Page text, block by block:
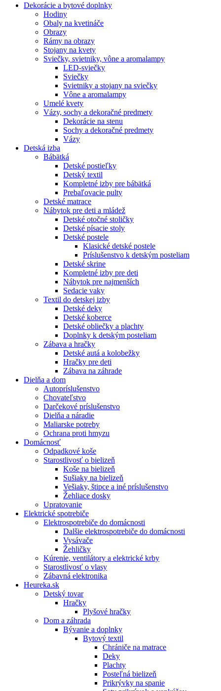
Dekorácie a bytové doplnky
Hodiny
Obaly na kvetináče
Obrazy
Rámy na obrazy
Stojany na kvety
Sviečky, svietniky, vône a aromalampy
LED-sviečky
Sviečky
Svietniky a stojany na sviečky
Vône a aromalampy
Umelé kvety
Vázy, sochy a dekoračné predmety
Dekorácie na stenu
Sochy a dekoračné predmety
Vázy
Detská izba
Bábätká
Detské postieľky
Detský textil
Kompletné izby pre bábätká
Prebaľovacie pulty
Detské matrace
Nábytok pre deti a mládež
Detské otočné stoličky
Detské písacie stoly
Detské postele
Klasické detské postele
Príslušenstvo k detským posteliam
Detské skrine
Kompletné izby pre deti
Nábytok pre najmenších
Sedacie vaky
Textil do detskej izby
Detské deky
Detské koberce
Detské obliečky a plachty
Doplnky k detským posteliam
Zábava a hračky
Detské autá a kolobežky
Hračky pre deti
Zábava na záhrade
Dielňa a dom
Autopríslušenstvo
Chovateľstvo
Darčekové príslušenstvo
Dielňa a náradie
Maliarske potreby
Ochrana proti hmyzu
Domácnosť
Odpadkové koše
Starostlivosť o bielizeň
Koše na bielizeň
Sušiaky na bielizeň
Vešiaky, štipce a iné príslušenstvo
Žehliace dosky
Upratovanie
Elektrické spotrebiče
Elektrospotrebiče do domácnosti
Dalšie elektrospotrebiče do domácnosti
Vysávače
Žehličky
Kúrenie, ventilátory a elektrické krby
Starostlivosť o vlasy
Zábavná elektronika
Heureka.sk
Detský tovar
Hračky
Plyšové hračky
Dom a záhrada
Bývanie a doplnky
Bytový textil
Chrániče na matrace
Deky
Plachty
Posteľná bielizeň
Prikrývky na spanie